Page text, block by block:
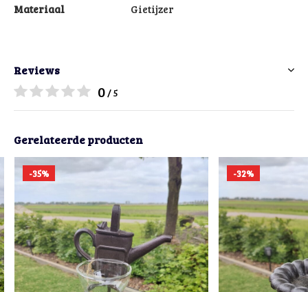
Materiaal
Gietijzer
Reviews
0/ 5
Gerelateerde producten
-35% -32%